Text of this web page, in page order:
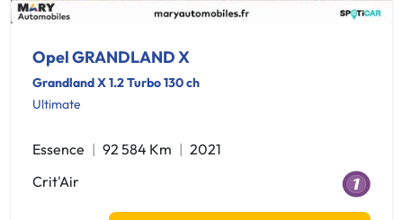
Opel GRANDLAND X
Grandland X 1.2 Turbo 130 ch
Ultimate
Essence 92 584 Km
2021
Crit'Air